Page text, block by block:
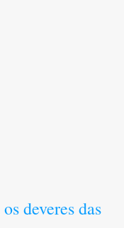
deveres das